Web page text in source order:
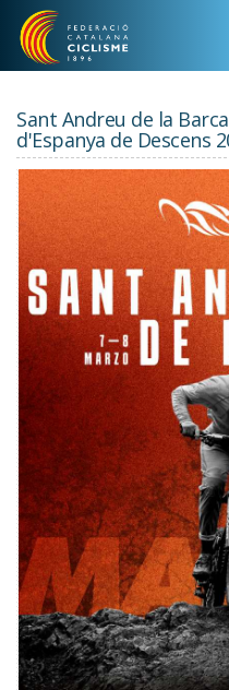
Vés al contingut
Sant Andreu de la
d'Espanya de Descens